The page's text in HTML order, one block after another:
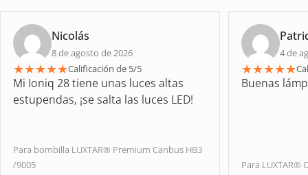
Nicolás
8 de agosto de 2026
★★★★★Calificación de 5/5
Mi Ioniq 28 tiene unas luces altas
estupendas, ¡se salta las luces LED!
Para bombilla LUXTAR® Premium Canbus HB3
/9005
4 de
★★★★★
Buenas
Para LUXTAR®